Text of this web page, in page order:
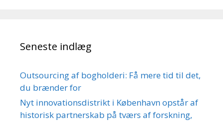
Seneste indlæg
Outsourcing af bogholderi: Få mere tid til det,
du brænder for
Nyt innovationsdistrikt i København opstår af
historisk partnerskab på tværs af forskning,